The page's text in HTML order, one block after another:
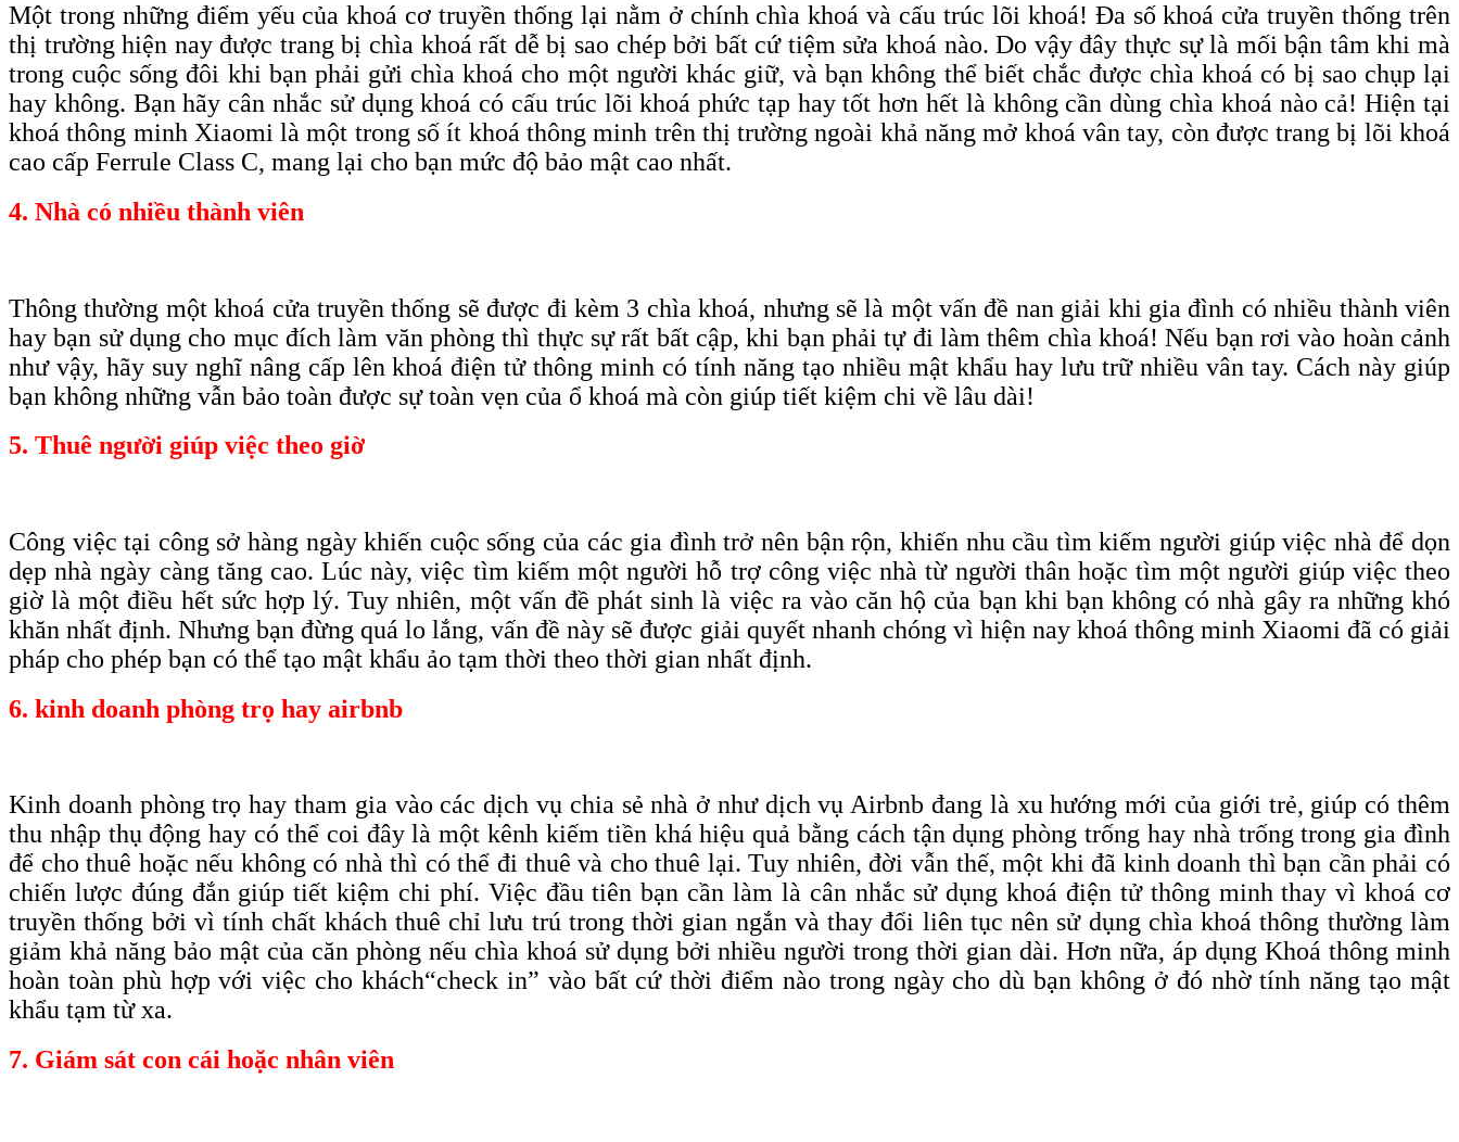
Một trong những điểm yếu của khoá cơ truyền thống lại nằm ở chính chìa khoá và cấu trúc lõi khoá! Đa số khoá cửa truyền thống trên
thị trường hiện nay được trang bị chìa khoá rất dễ bị sao chép bởi bất cứ tiệm sửa khoá nào. Do vậy đây thực sự là mối bận tâm khi mà
trong cuộc sống đôi khi bạn phải gửi chìa khoá cho một người khác giữ, và bạn không thể biết chắc được chìa khoá có bị sao chụp lại
hay không. Bạn hãy cân nhắc sử dụng khoá có cấu trúc lõi khoá phức tạp hay tốt hơn hết là không cần dùng chìa khoá nào cả! Hiện tại
khoá thông minh Xiaomi là một trong số ít khoá thông minh trên thị trường ngoài khả năng mở khoá vân tay, còn được trang bị lõi khoá
cao cấp Ferrule Class C, mang lại cho bạn mức độ bảo mật cao nhất.
4. Nhà có nhiều thành viên
Thông thường một khoá cửa truyền thống sẽ được đi kèm 3 chìa khoá, nhưng sẽ là một vấn đề nan giải khi gia đình có nhiều thành viên
hay bạn sử dụng cho mục đích làm văn phòng thì thực sự rất bất cập, khi bạn phải tự đi làm thêm chìa khoá! Nếu bạn rơi vào hoàn cảnh
như vậy, hãy suy nghĩ nâng cấp lên khoá điện tử thông minh có tính năng tạo nhiều mật khẩu hay lưu trữ nhiều vân tay. Cách này giúp
bạn không những vẫn bảo toàn được sự toàn vẹn của ổ khoá mà còn giúp tiết kiệm chi về lâu dài!
5. Thuê người giúp việc theo giờ
Công việc tại công sở hàng ngày khiến cuộc sống của các gia đình trở nên bận rộn, khiến nhu cầu tìm kiếm người giúp việc nhà để dọn
dẹp nhà ngày càng tăng cao. Lúc này, việc tìm kiếm một người hỗ trợ công việc nhà từ người thân hoặc tìm một người giúp việc theo
giờ là một điều hết sức hợp lý. Tuy nhiên, một vấn đề phát sinh là việc ra vào căn hộ của bạn khi bạn không có nhà gây ra những khó
khăn nhất định. Nhưng bạn đừng quá lo lắng, vấn đề này sẽ được giải quyết nhanh chóng vì hiện nay khoá thông minh Xiaomi đã có giải
pháp cho phép bạn có thể tạo mật khẩu ảo tạm thời theo thời gian nhất định.
6. kinh doanh phòng trọ hay airbnb
Kinh doanh phòng trọ hay tham gia vào các dịch vụ chia sẻ nhà ở như dịch vụ Airbnb đang là xu hướng mới của giới trẻ, giúp có thêm
thu nhập thụ động hay có thể coi đây là một kênh kiếm tiền khá hiệu quả bằng cách tận dụng phòng trống hay nhà trống trong gia đình
để cho thuê hoặc nếu không có nhà thì có thể đi thuê và cho thuê lại. Tuy nhiên, đời vẫn thế, một khi đã kinh doanh thì bạn cần phải có
chiến lược đúng đắn giúp tiết kiệm chi phí. Việc đầu tiên bạn cần làm là cân nhắc sử dụng khoá điện tử thông minh thay vì khoá cơ
truyền thống bởi vì tính chất khách thuê chỉ lưu trú trong thời gian ngắn và thay đổi liên tục nên sử dụng chìa khoá thông thường làm
giảm khả năng bảo mật của căn phòng nếu chìa khoá sử dụng bởi nhiều người trong thời gian dài. Hơn nữa, áp dụng Khoá thông minh
hoàn toàn phù hợp với việc cho khách“check in” vào bất cứ thời điểm nào trong ngày cho dù bạn không ở đó nhờ tính năng tạo mật
khẩu tạm từ xa.
7. Giám sát con cái hoặc nhân viên